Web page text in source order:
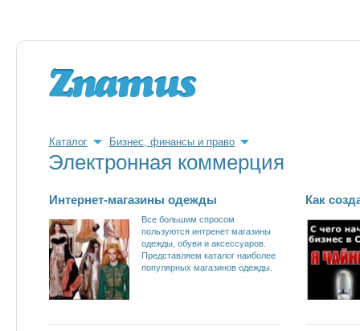
Каталог Бизнес, финансы и право
Электронная коммерция
Интернет-магазины одежды
Все большим спросом
пользуются интренет магазины
одежды, обуви и аксессуаров.
Представляем каталог наиболее
популярных магазинов одежды.
Как